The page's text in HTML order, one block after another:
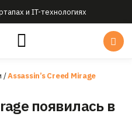
и IT-технологиях
/Assassin’s Creed Mirage
появилась в